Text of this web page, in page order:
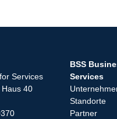
Services
40
BSS
Services
Standorte
Partner